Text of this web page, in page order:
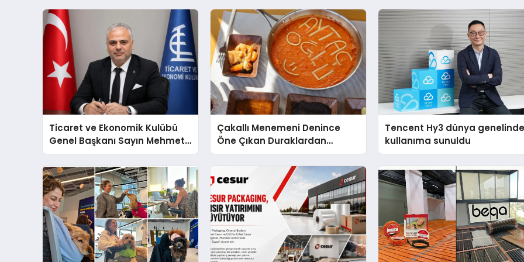
Ticaret ve Ekonomik Kulübü
Genel Başkanı Sayın Mehmet
Ulutaş, ekonomiye dair yaptığı
açıklamada şunları kaydetti:
Çakallı Menemeni Denince
Öne Çıkan Duraklardan
Aytaçoğlu Menemen
Tencent Hy3 dünya
kullanıma sunuldu